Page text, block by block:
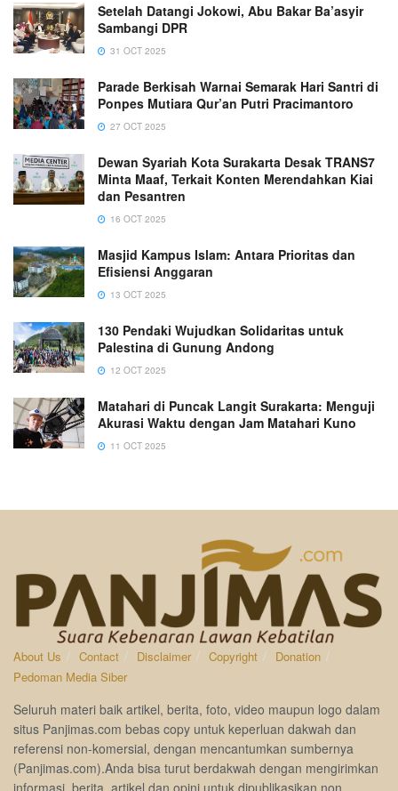
Setelah Datangi Jokowi, Abu Bakar Ba’asyir
Sambangi DPR
31 OCT 2025
Parade Berkisah Warnai Semarak Hari Santri di
Ponpes Mutiara Qur’an Putri Pracimantoro
27 OCT 2025
Dewan Syariah Kota Surakarta Desak TRANS7
Minta Maaf, Terkait Konten Merendahkan Kiai
dan Pesantren
16 OCT 2025
Masjid Kampus Islam: Antara Prioritas dan
Efisiensi Anggaran
13 OCT 2025
130 Pendaki Wujudkan Solidaritas untuk
Palestina di Gunung Andong
12 OCT 2025
Matahari di Puncak Langit Surakarta: Menguji
Akurasi Waktu dengan Jam Matahari Kuno
11 OCT 2025
About Us Contact Disclaimer Copyright
Donation
Pedoman Media Siber
Seluruh materi baik artikel, berita, foto, video maupun logo dalam
situs Panjimas.com bebas copy untuk keperluan dakwah dan
referensi non-komersial, dengan mencantumkan sumbernya
(Panjimas.com).Anda bisa turut berdakwah dengan mengirimkan
informasi, berita, artikel dan opini untuk dipublikasikan non